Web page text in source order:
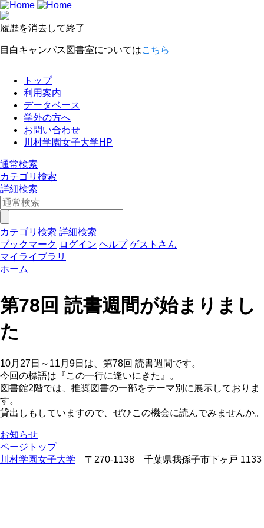
履歴を消去して終了
目白キャンパス図書室についてはこちら
トップ
利用案内
データベース
学外の方へ
お問い合わせ
川村学園女子大学HP
通常検索
カテゴリ検索
詳細検索
カテゴリ検索 詳細検索
ブックマーク ログイン ヘルプ ゲストさん
マイライブラリ
ホーム
第78回 読書週間が始まりまし
た
10月27日～11月9日は、第78回 読書週間です。
今回の標語は『この一行に逢いにきた』。
図書館2階では、推奨図書の一部をテーマ別に展示しておりま
す。
貸出しもしていますので、ぜひこの機会に読んでみませんか。
お知らせ
ページトップ
川村学園女子大学 〒270-1138 千葉県我孫子市下ヶ戸 1133